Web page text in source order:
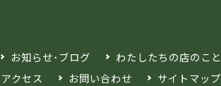
お知らせ･ブログ わたしたちの店のこと
クセス
お問い合わせ サイトマップ